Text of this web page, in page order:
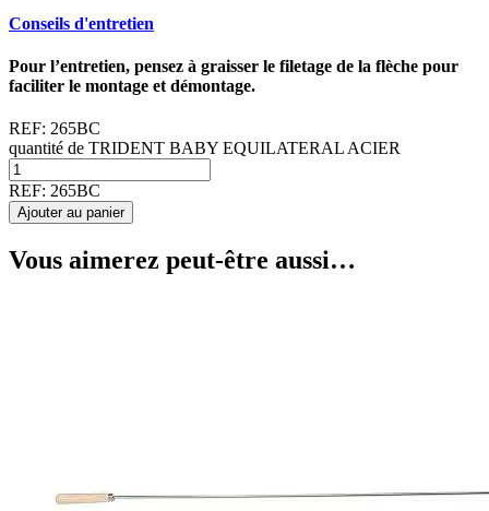
Conseils d'entretien
Pour l’entretien, pensez à graisser le filetage de la flèche pour
faciliter le montage et démontage.
REF: 265BC
quantité de TRIDENT BABY EQUILATERAL ACIER
REF: 265BC
Ajouter au panier
Vous aimerez peut-être aussi…